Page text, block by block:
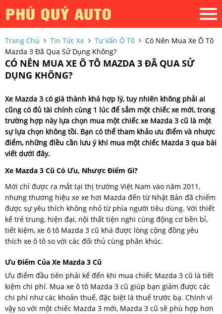
Trang Chủ Tin Tức Xe Tư Vấn Ô Tô
Có Nên Mua Xe Ô Tô
Mazda 3 Đã Qua Sử Dụng Không?
CÓ NÊN MUA XE Ô TÔ MAZDA 3 ĐÃ QUA SỬ
DỤNG KHÔNG?
Xe Mazda 3 có giá thành khá hợp lý, tuy nhiên không phải ai
cũng có đủ tài chính cùng 1 lúc để sắm một chiếc xe mới, trong
trường hợp này lựa chọn mua một chiếc xe Mazda 3 cũ là một
sự lựa chọn không tồi. Bạn có thể tham khảo ưu điểm và nhược
điểm, những điều cần lưu ý khi mua một chiếc Mazda 3 qua bài
viết dưới đây.
Xe Mazda 3 Cũ Có Ưu, Nhược Điểm Gì?
Mới chỉ được ra mắt tại thị trường Việt Nam vào năm 2011,
nhưng thương hiệu xe xe hơi Mazda đến từ Nhật Bản đã chiếm
được sự yêu thích không nhỏ từ phía người tiêu dùng. Với thiết
kế trẻ trung, hiện đại, nội thất tiện nghi cùng động cơ bền bỉ,
tiết kiệm, xe ô tô Mazda 3 cũ khá được lòng cộng đồng yêu
thích xe ô tô so với các đối thủ cùng phân khúc.
Ưu Điểm Của Xe Mazda 3 Cũ
Ưu điểm đầu tiên phải kể đến khi mua chiếc Mazda 3 cũ là tiết
kiệm chi phí. Mua xe ô tô Mazda 3 cũ giúp bạn giảm được các
chi phí như các khoản thuế, đặc biệt là thuế trước bạ. Chính vì
vậy so với một chiếc Mazda 3 mới, Mazda 3 cũ sẽ phù hợp hơn